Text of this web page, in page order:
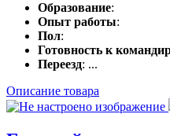
Образование:
Опыт работы:
Пол:
Готовность к
Переезд: ...
Описание товара